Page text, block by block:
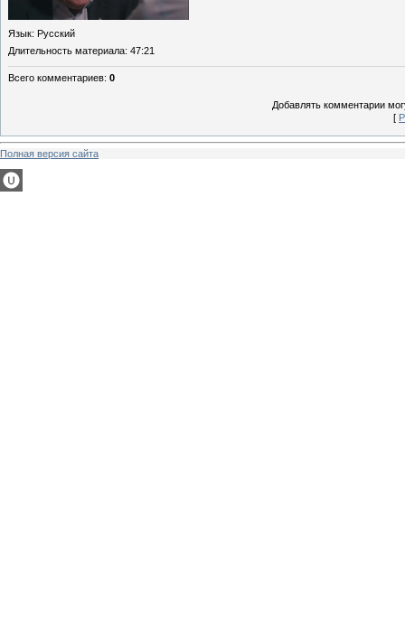
Язык: Русский
Длительность материала: 47:21
Всего комментариев: 0
Добавлять комментарии
[
Полная версия сайта